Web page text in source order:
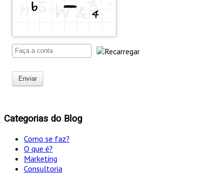
Enviar
Categorias do Blog
Como se faz?
O que é?
Marketing
Consultoria